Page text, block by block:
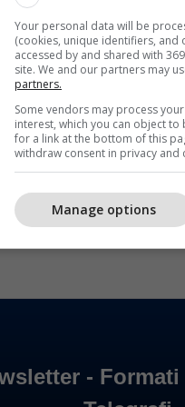
i subjekteve
e 7 qershorit
1 nismë
që partitë,
sa më shpejt listat e
dhe përgatitjen e
Your personal data will be
(cookies, unique identifiers, and
accessed by and shared with
site. We and our partners may
partners.
Some vendors may process
interest, which you can object
for a link at the bottom of this
withdraw consent in privacy and
Manage options